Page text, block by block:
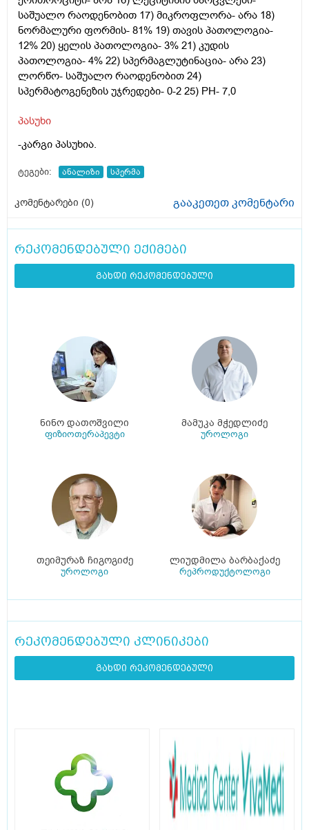
საშუალო რაოდენობით 17) მიკროფლორა- არა 18)
ნორმალური ფორმის- 81% 19) თავის პათოლოგია-
12% 20) ყელის პათოლოგია- 3% 21) კუდის
პათოლოგია- 4% 22) სპერმაგლუტინაცია- არა 23)
ლორწო- საშუალო რაოდენობით 24)
სპერმატოგენეზის უჯრედები- 0-2 25) PH- 7,0
პასუხი
-კარგი პასუხია.
ტეგები: ანალიზი სპერმა
კომენტარები (0) გააკეთეთ კომენტარი
რეკომენდებული ექიმები
გახდი რეკომენდებული
ნინო დათოშვილი
ფიზიოთერაპევტი
მამუკა მჭედლიძე
უროლოგი
თეიმურაზ ჩიგოგიძე
უროლოგი
ლიუდმილა ბარბაქაძე
რეპროდუქტოლოგი
რეკომენდებული კლინიკები
გახდი რეკომენდებული